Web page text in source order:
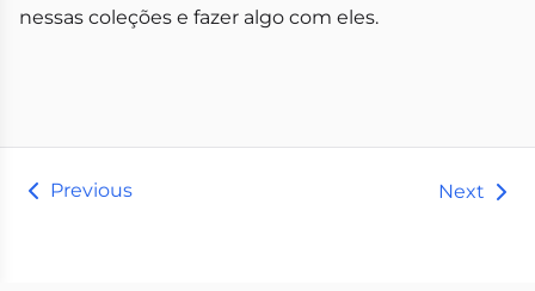
nessas coleções e fazer algo com eles.
Previous Next